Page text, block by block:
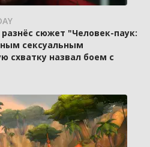
сюжет "Человек-паук:
сексуальным
схватку назвал боем с